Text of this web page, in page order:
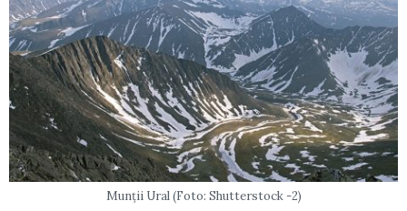
Munții Ural (Foto: Shutterstock -2)